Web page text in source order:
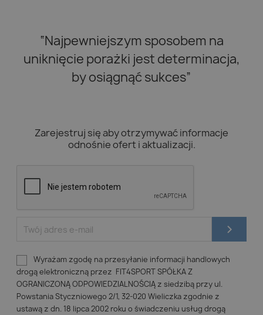
“Najpewniejszym sposobem na
uniknięcie porażki jest determinacja,
by osiągnąć sukces”
Zarejestruj się aby otrzymywać informacje
odnośnie ofert i aktualizacji.
Wyrażam zgodę na przesyłanie informacji handlowych
drogą elektroniczną przez FIT4SPORT SPÓŁKA Z
OGRANICZONĄ ODPOWIEDZIALNOŚCIĄ z siedzibą przy ul.
Powstania Styczniowego 2/1, 32-020 Wieliczka zgodnie z
ustawą z dn. 18 lipca 2002 roku o świadczeniu usług drogą